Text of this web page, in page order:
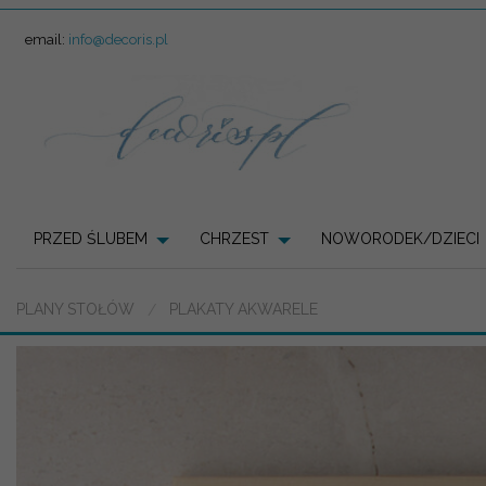
email: info@decoris.pl
PRZED ŚLUBEM CHRZEST NOWORODEK/DZIECI
PLANY STOŁÓW PLAKATY AKWARELE